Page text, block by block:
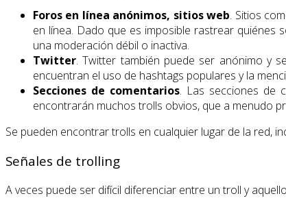
Foros en línea anónimos, sitios web. Sitios
en línea. Dado que es imposible rastrear quiénes
una moderación débil o inactiva.
Twitter. Twitter también puede ser anónimo y
encuentran el uso de hashtags populares y la
Secciones de comentarios. Las secciones de
encontrarán muchos trolls obvios, que a menudo
Se pueden encontrar trolls en cualquier lugar de la red,
Señales de trolling
A veces puede ser difícil diferenciar entre un troll y